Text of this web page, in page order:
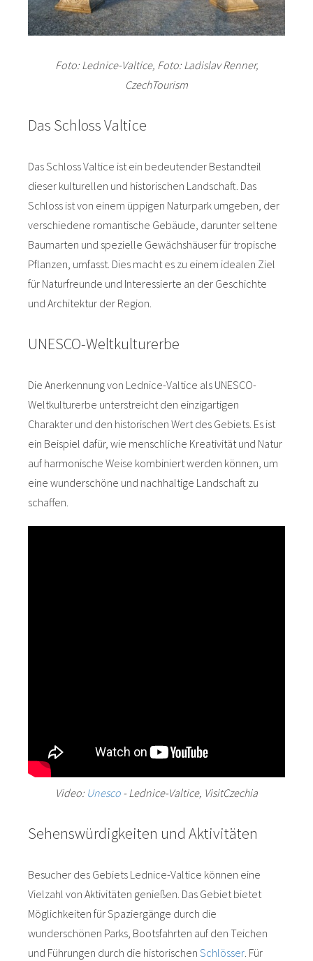
Foto: Lednice-Valtice, Foto: Ladislav Renner,
CzechTourism
Das Schloss Valtice
Das Schloss Valtice ist ein bedeutender Bestandteil
dieser kulturellen und historischen Landschaft. Das
Schloss ist von einem üppigen Naturpark umgeben, der
verschiedene romantische Gebäude, darunter seltene
Baumarten und spezielle Gewächshäuser für tropische
Pflanzen, umfasst. Dies macht es zu einem idealen Ziel
für Naturfreunde und Interessierte an der Geschichte
und Architektur der Region.
UNESCO-Weltkulturerbe
Die Anerkennung von Lednice-Valtice als UNESCO-
Weltkulturerbe unterstreicht den einzigartigen
Charakter und den historischen Wert des Gebiets. Es ist
ein Beispiel dafür, wie menschliche Kreativität und Natur
auf harmonische Weise kombiniert werden können, um
eine wunderschöne und nachhaltige Landschaft zu
schaffen.
Video: Unesco - Lednice-Valtice, VisitCzechia
Sehenswürdigkeiten und Aktivitäten
Besucher des Gebiets Lednice-Valtice können eine
Vielzahl von Aktivitäten genießen. Das Gebiet bietet
Möglichkeiten für Spaziergänge durch die
wunderschönen Parks, Bootsfahrten auf den Teichen
und Führungen durch die historischen Schlösser. Für